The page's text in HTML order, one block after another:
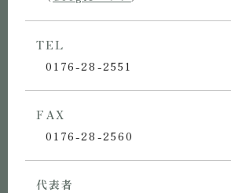
TEL
0176-28-2551
FAX
0176-28-2560
代表者